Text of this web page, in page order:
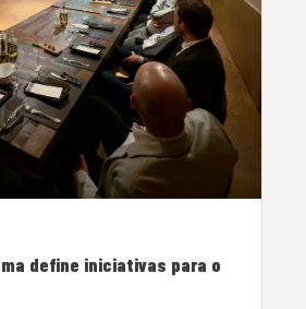
define iniciativas para o